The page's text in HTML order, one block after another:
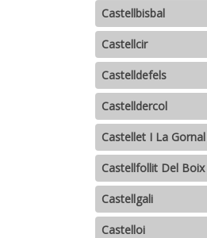
Castellbisbal
Castellcir
Castelldefels
Castelldercol
Castellet I La Gornal
Castellfollit Del Boix
Castellgali
Castelloi